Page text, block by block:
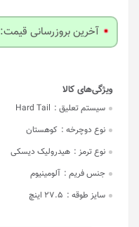
آخرین بروزرسانی قیمت: 3 روز پیش
سیستم تعلیق : Hard Tail
نوع دوچرخه : کوهستان
نوع ترمز : هیدرولیک دیسکی
جنس فریم : آلومینیوم
سایز طوقه : 27.5 اینچ